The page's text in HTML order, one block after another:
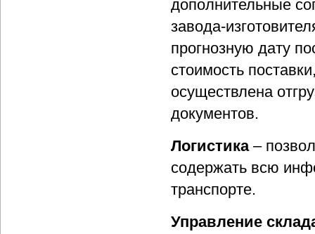
дополнительные
завода-
прогнозную дату
стоимость
осуществлена
документов.
Логистика–
содержать всю
транспорте.
Управление